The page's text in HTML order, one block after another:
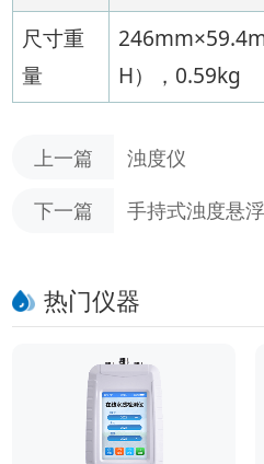
尺寸重
量
H），0.59kg
上一篇 浊度仪
下一篇 手持式浊度悬
热门仪器